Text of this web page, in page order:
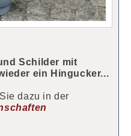
Schilder mit
ein Hingucker...
dazu in der